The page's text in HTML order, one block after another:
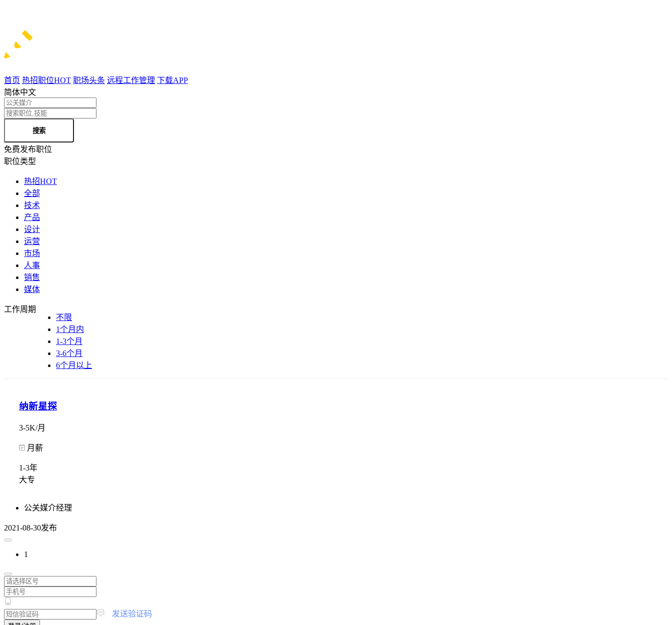
首页 热招职位HOT 职场头条 远程工作管理 下载APP
简体中文
搜索
免费发布职位
职位类型
热招HOT
全部
技术
产品
设计
运营
市场
人事
销售
媒体
工作周期
不限
1个月内
1-3个月
3-6个月
6个月以上
纳新星探
3-5K/月
月薪
1-3年
大专
公关媒介经理
2021-08-30发布
1
发送验证码